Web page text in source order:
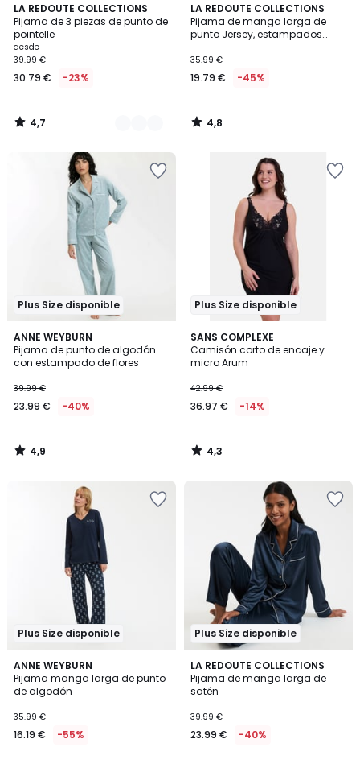
LA REDOUTE COLLECTIONS
Pijama de 3 piezas de punto de
pointelle
desde
39.99 €
30.79 € -23%
4,7
/ 5
2
Colores
4,7
/
LA REDOUTE COLLECTIONS
Pijama de manga larga de
punto Jersey, estampados
35.99 €
19.79 € -45%
4,8
/ 5
4,8
/
Plus Size disponible
ANNE WEYBURN
Pijama de punto de algodón
con estampado de flores
39.99 €
23.99 € -40%
4,9
/ 5
4,9
/
Plus Size disponible
SANS COMPLEXE
Camisón corto de encaje y
micro Arum
42.99 €
36.97 € -14%
4,3
/ 5
4,3
/
Plus Size disponible
ANNE WEYBURN
Pijama manga larga de punto
de algodón
35.99 €
16.19 € -55%
4
/
5
Plus Size disponible
LA REDOUTE COLLECTIONS
Pijama de manga larga de
satén
39.99 €
23.99 € -40%
4,5
/ 5
2
Colores